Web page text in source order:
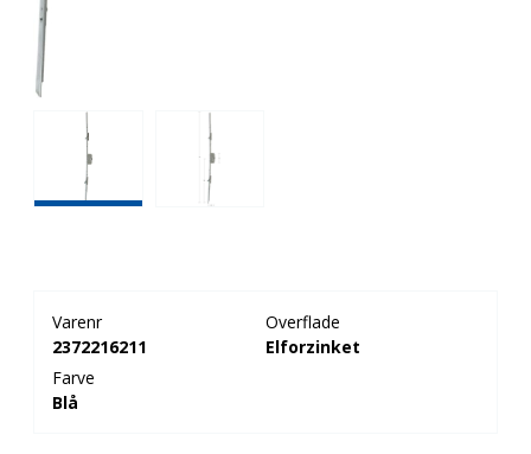
Varenr
2372216211
Overflade
Elforzinket
Farve
Blå